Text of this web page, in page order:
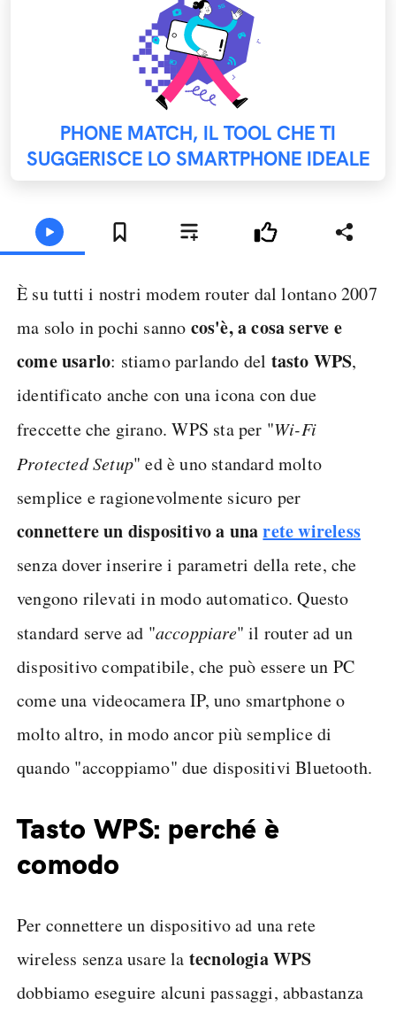
PHONE MATCH, IL TOOL CHE TI
SUGGERISCE LO SMARTPHONE IDEALE
È su tutti i nostri modem router dal lontano 2007
ma solo in pochi sanno cos'è, a cosa serve e
come usarlo: stiamo parlando del tasto WPS,
identificato anche con una icona con due
freccette che girano. WPS sta per "Wi-Fi
Protected Setup" ed è uno standard molto
semplice e ragionevolmente sicuro per
connettere un dispositivo a unarete wireless
senza dover inserire i parametri della rete, che
vengono rilevati in modo automatico. Questo
standard serve ad "accoppiare" il router ad un
dispositivo compatibile, che può essere un PC
come una videocamera IP, uno smartphone o
molto altro, in modo ancor più semplice di
quando "accoppiamo" due dispositivi Bluetooth.
Tasto WPS: perché è
comodo
Per connettere un dispositivo ad una rete
wireless senza usare la tecnologia WPS
dobbiamo eseguire alcuni passaggi, abbastanza